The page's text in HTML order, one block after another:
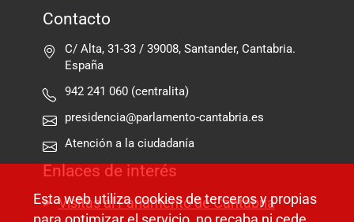
Contacto
C/ Alta, 31-33 / 39008, Santander, Cantabria.
España
942 241 060 (centralita)
presidencia@parlamento-cantabria.es
Atención a la ciudadanía
Enlaces de interés
Visitas al Parlamento de Cantabria
Esta web utiliza cookies de terceros y propias